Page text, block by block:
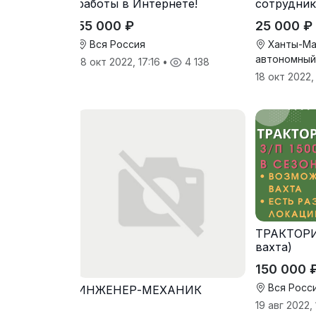
работы в Интернете!
55 000 ₽
Вся Россия
18 окт 2022, 17:16 • 4 138
25 000 ₽
Ханты-
18 окт
ИНЖЕНЕР-МЕХАНИК
вахта)
150 000
Вся
19 авг